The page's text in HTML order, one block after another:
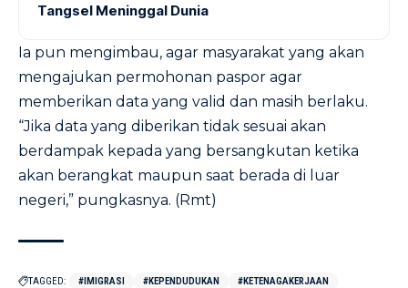
Tangsel Meninggal Dunia
Ia pun mengimbau, agar masyarakat yang akan
mengajukan permohonan paspor agar
memberikan data yang valid dan masih berlaku.
“Jika data yang diberikan tidak sesuai akan
berdampak kepada yang bersangkutan ketika
akan berangkat maupun saat berada di luar
negeri,” pungkasnya. (Rmt)
TAGGED: #IMIGRASI #KEPENDUDUKAN #KETENAGAKERJAAN